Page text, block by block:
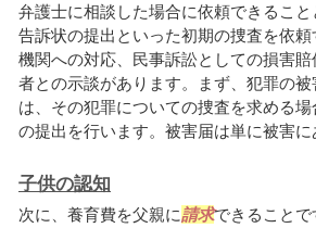
弁護士に相談した場合に依頼できるこ
告訴状の提出といった初期の捜査を依
機関への対応、民事訴訟としての損害賠
者との示談があります。まず、犯罪の被
は、その犯罪についての捜査を求める
の提出を行います。被害届は単に被害に
子供の認知
次に、養育費を父親に請求できること